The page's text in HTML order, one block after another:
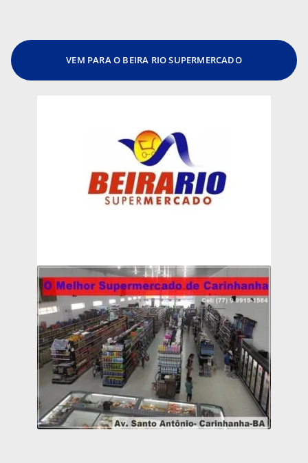
VEM PARA O BEIRA RIO SUPERMERCADO